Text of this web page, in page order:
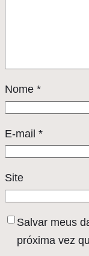
Nome *
E-mail *
Site
Salvar meus
próxima vez